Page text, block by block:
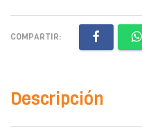
COMPARTIR:
Descripción